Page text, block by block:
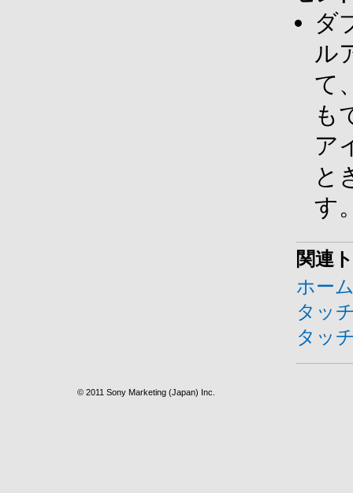
ダ
ル
て
も
ア
と
す
関連
ホー
タッ
タッ
© 2011 Sony Marketing (Japan) Inc.